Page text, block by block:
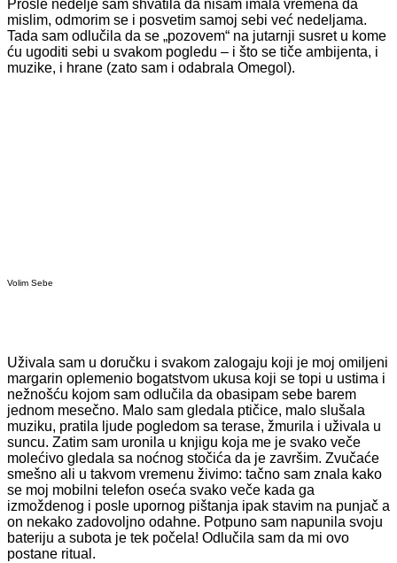
Prošle nedelje sam shvatila da nisam imala vremena da
mislim, odmorim se i posvetim samoj sebi već nedeljama.
Tada sam odlučila da se „pozovem“ na jutarnji susret u kome
ću ugoditi sebi u svakom pogledu – i što se tiče ambijenta, i
muzike, i hrane (zato sam i odabrala Omegol).
Volim Sebe
Uživala sam u doručku i svakom zalogaju koji je moj omiljeni
margarin oplemenio bogatstvom ukusa koji se topi u ustima i
nežnošću kojom sam odlučila da obasipam sebe barem
jednom mesečno. Malo sam gledala ptičice, malo slušala
muziku, pratila ljude pogledom sa terase, žmurila i uživala u
suncu. Zatim sam uronila u knjigu koja me je svako veče
molećivo gledala sa noćnog stočića da je završim. Zvučaće
smešno ali u takvom vremenu živimo: tačno sam znala kako
se moj mobilni telefon oseća svako veče kada ga
izmoždenog i posle upornog pištanja ipak stavim na punjač a
on nekako zadovoljno odahne. Potpuno sam napunila svoju
bateriju a subota je tek počela! Odlučila sam da mi ovo
postane ritual.